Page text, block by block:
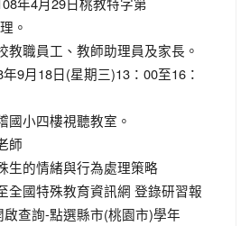
。
教職員工、教師助理員及家長。
9月18日(星期三)13：00至16：
國小四樓視聽教室。
師
生的情緒與行為處理策略
全國特殊教育資訊網 登錄研習報
查詢-點選縣市(桃園市)學年